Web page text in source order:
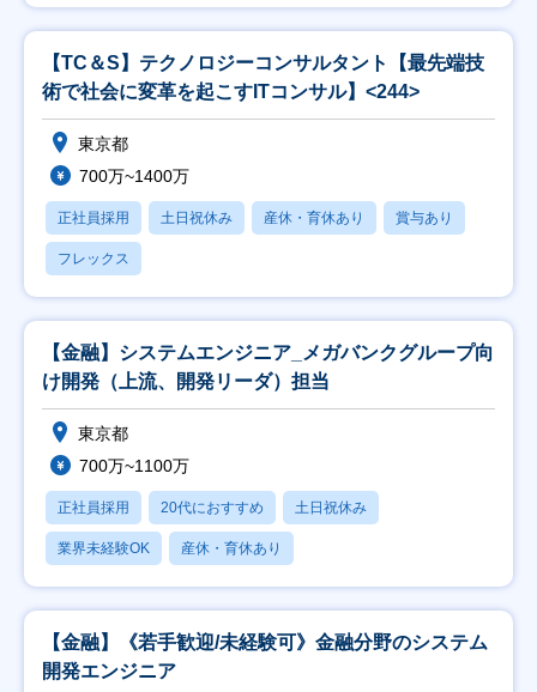
【TC＆S】テクノロジーコンサルタント【最先端技
術で社会に変革を起こすITコンサル】<244>
東京都
700万~1400万
正社員採用 土日祝休み 産休・育休あり 賞与あり
フレックス
【金融】システムエンジニア_メガバンクグループ向
け開発（上流、開発リーダ）担当
東京都
700万~1100万
正社員採用 20代におすすめ 土日祝休み
業界未経験OK 産休・育休あり
【金融】《若手歓迎/未経験可》金融分野のシステム
開発エンジニア